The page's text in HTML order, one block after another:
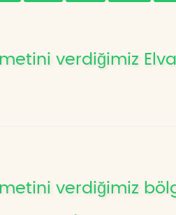
verdiğimiz
verdiğimiz